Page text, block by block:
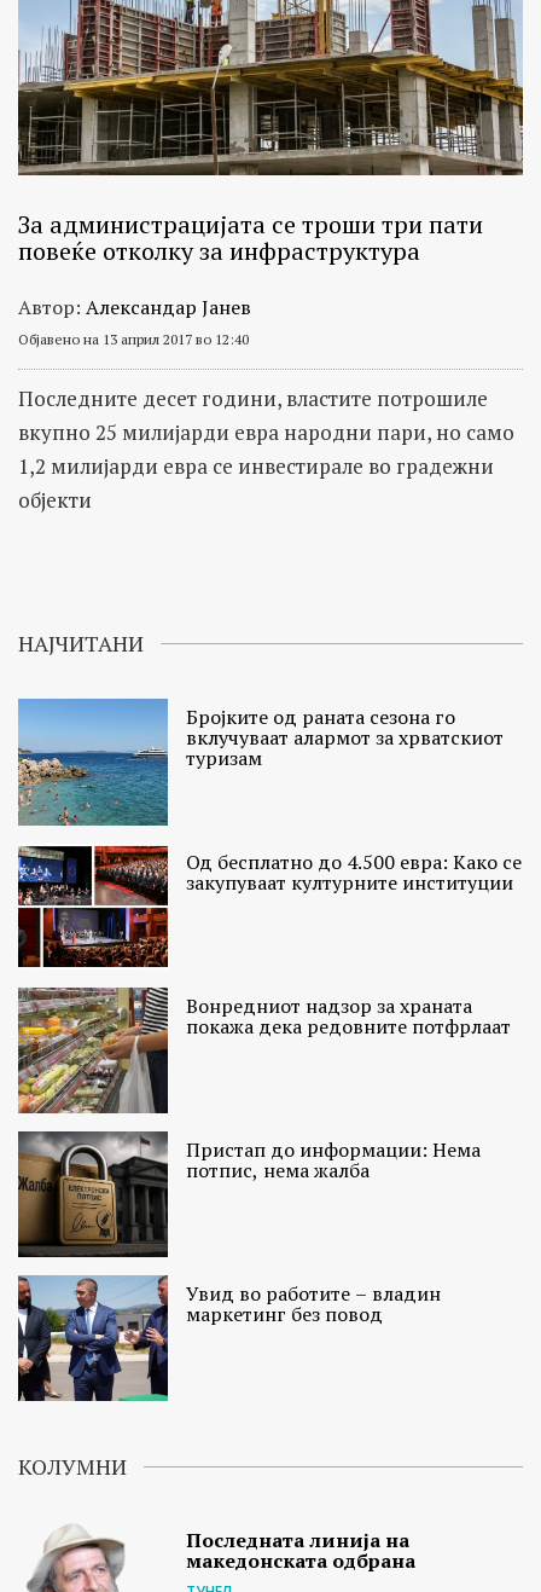
За администрацијата се троши три пати
повеќе отколку за инфраструктура
Автор: Александар Јанев
Објавено на 13 април 2017 во 12:40
Последните десет години, властите потрошиле
вкупно 25 милијарди евра народни пари, но само
1,2 милијарди евра се инвестирале во градежни
објекти
НАЈЧИТАНИ
Бројките од раната сезона го
вклучуваат алармот за хрватскиот
туризам
Од бесплатно до 4.500 евра: Како се
закупуваат културните институции
Вонредниот надзор за храната
покажа дека редовните потфрлаат
Пристап до информации: Нема
потпис, нема жалба
Увид во работите – владин
маркетинг без повод
КОЛУМНИ
Последната линија на
македонската одбрана